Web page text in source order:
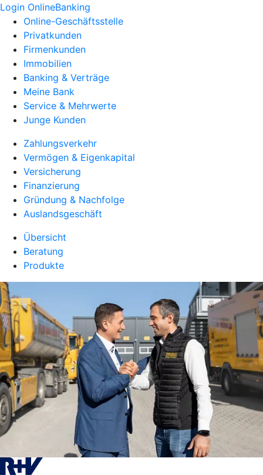
Login OnlineBanking
Online-Geschäftsstelle
Privatkunden
Firmenkunden
Immobilien
Banking & Verträge
Meine Bank
Service & Mehrwerte
Junge Kunden
Zahlungsverkehr
Vermögen & Eigenkapital
Versicherung
Finanzierung
Gründung & Nachfolge
Auslandsgeschäft
Übersicht
Beratung
Produkte